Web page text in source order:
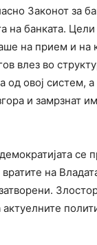
Законот за
на банката.
на прием и на
влез во
од овој систем,
и замрзнат
се
на